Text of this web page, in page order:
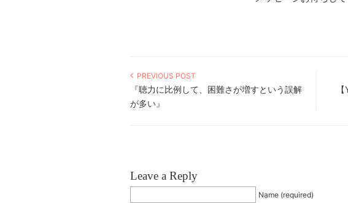
PREVIOUS POST
『聴力に比例して、困難さが増すという誤解
が多い』
Leave a Reply
Name (required)